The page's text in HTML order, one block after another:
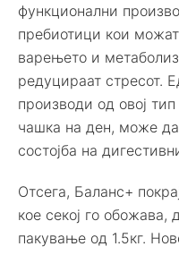
функционални
пребиотици кои
варењето и
редуцираат стресот.
производи од овој
чашка на ден, може
состојба на
Отсега, Баланс+
кое секој го обожава,
пакување oд 1.5кг.